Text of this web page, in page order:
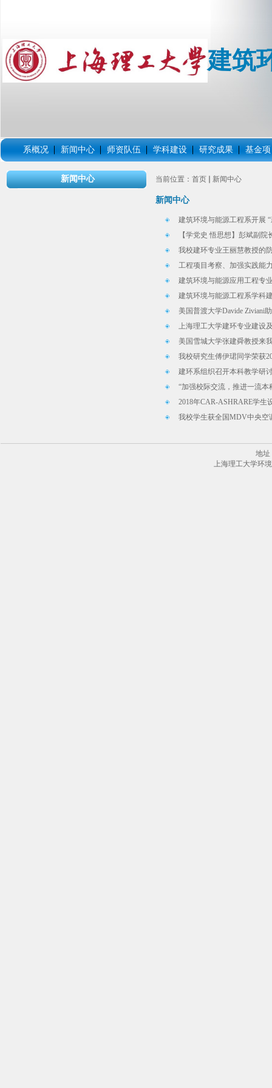
建筑
系概况 新闻中心 师资队伍 学科建设 研究成果 基金
新闻中心 当前位置： 首页 新闻中心
新闻中心
建筑环境与能源工程系开展
【学党史 悟思想】彭斌副
我校建环专业王丽慧教授的
工程项目考察、加强实践
建筑环境与能源应用工程专
建筑环境与能源工程系学科
美国普渡大学Davide Ziviani
上海理工大学建环专业建设
美国雪城大学张建舜教授来
我校研究生傅伊珺同学荣获
建环系组织召开本科教学研
“加强校际交流，推进一流
2018年CAR-ASHRARE学生
我校学生获全国MDV中央空
地址
上海理工大学环